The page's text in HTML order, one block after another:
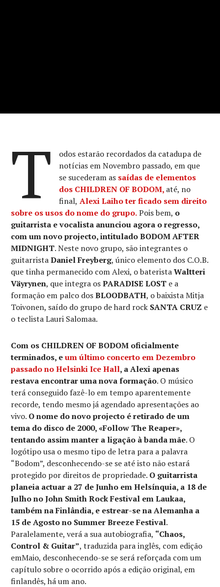
T
odos estarão recordados da catadupa de
notícias em Novembro passado, em que
se sucederam as saídas de elementos
dos CHILDREN OF BODOM, até, no
final, Alexi Laiho ter ficado sem direito
sobre os usos do nome do grupo.Pois bem, o
guitarrista e vocalista anunciou agora o regresso,
com um novo projecto, intitulado BODOM AFTER
MIDNIGHT. Neste novo grupo, são integrantes o
guitarristaDaniel Freyberg, único elemento dos C.O.B.
que tinha permanecido com Alexi, o bateristaWaltteri
Väyrynen, que integra osPARADISE LOST e a
formação em palco dosBLOODBATH, o baixista Mitja
Toivonen, saído do grupo de hard rock SANTA CRUZ e
o teclista Lauri Salomaa.
Com os CHILDREN OF BODOM oficialmente
terminados, eum último concerto em Dezembro
passado no Helsinki Ice Hall, a Alexi apenas
restava encontrar uma nova formação. O músico
terá conseguido fazê-lo em tempo aparentemente
recorde, tendo mesmo já agendado apresentações ao
vivo. O nome do novo projecto é retirado de um
tema do disco de 2000, «Follow The Reaper»,
tentando assim manter a ligação à banda mãe. O
logótipo usa o mesmo tipo de letra para a palavra
“Bodom”, desconhecendo-se se até isto não estará
protegido por direitos de propriedade. O guitarrista
planeia actuar a 27 de Junho em Helsínquia, a 18 de
Julho no John Smith Rock Festival em Laukaa,
também na Finlândia, e estrear-se na Alemanha a
15 de Agosto no Summer Breeze Festival.
Paralelamente, verá a sua autobiografia, “Chaos,
Control & Guitar”, traduzida para inglês, com edição
emMaio, desconhecendo-se se será reforçada com um
capítulo sobre o ocorrido após a edição original, em
finlandês, há um ano.